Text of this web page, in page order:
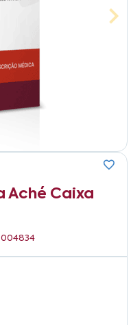
Aché Caixa